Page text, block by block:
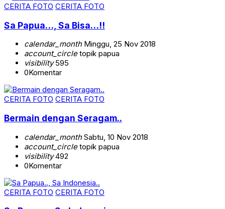
CERITA FOTO CERITA FOTO
Sa Papua…, Sa Bisa…!!
calendar_monthMinggu, 25 Nov 2018
account_circletopik papua
visibility595
0Komentar
CERITA FOTO CERITA FOTO
Bermain dengan Seragam..
calendar_monthSabtu, 10 Nov 2018
account_circletopik papua
visibility492
0Komentar
CERITA FOTO CERITA FOTO